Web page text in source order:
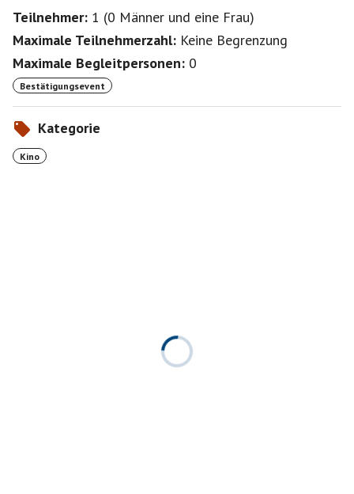
Teilnehmer: 1 (0 Männer und eine Frau)
Maximale Teilnehmerzahl: Keine Begrenzung
Maximale Begleitpersonen: 0
Bestätigungsevent
Kategorie
Kino